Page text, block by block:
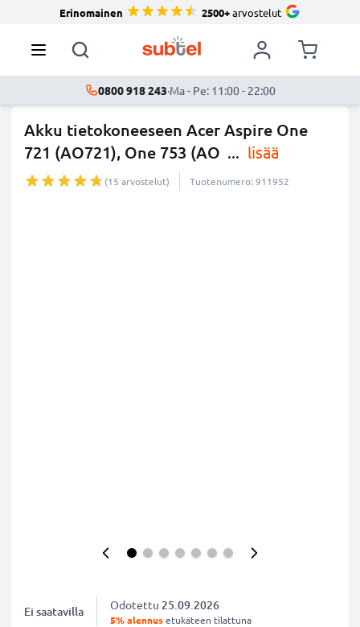
Erinomainen 2500+arvostelut
0800 918 243·Ma - Pe: 11:00 - 22:00
Akku tietokoneeseen Acer Aspire One
721 (AO721), One 753 (AO ... lisää
(15 arvostelut) Tuotenumero: 911952
Ei saatavilla Odotettu 25.09.2026
5% alennusetukäteen tilattuna